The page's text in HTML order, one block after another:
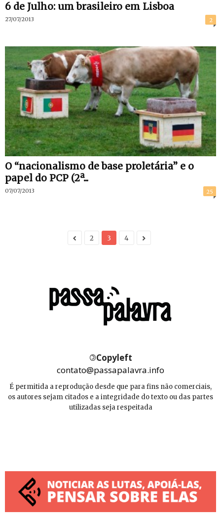
6 de Julho: um brasileiro em Lisboa
27/07/2013 2
O “nacionalismo de base proletária” e o
papel do PCP (2ª...
07/07/2013 25
2 3 4
©Copyleft
contato@passapalavra.info
É permitida a reprodução desde que para fins não comerciais,
os autores sejam citados e a integridade do texto ou das partes
utilizadas seja respeitada